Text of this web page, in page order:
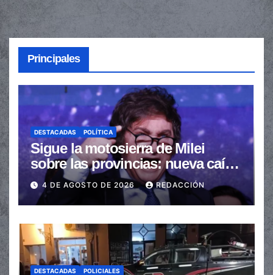
Principales
DESTACADAS POLÍTICA
Sigue la motosierra de Milei
sobre las provincias: nueva caída
de las transferencias no
automáticas
4 DE AGOSTO DE 2026 REDACCIÓN
DESTACADAS POLICIALES